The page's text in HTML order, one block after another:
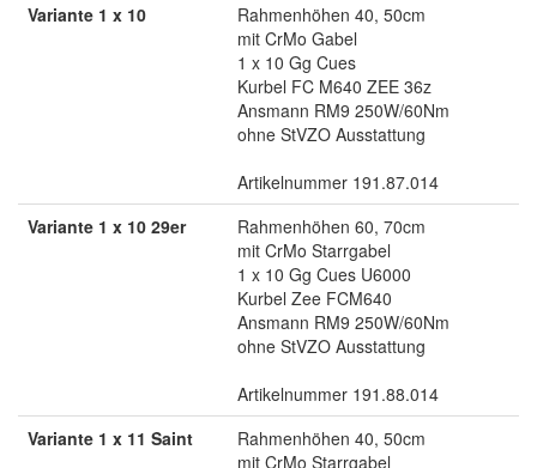
Variante 1 x 10
Rahmenhöhen 40, 50cm
mit CrMo Gabel
1 x 10 Gg Cues
Kurbel FC M640 ZEE 36z
Ansmann RM9 250W/60Nm
ohne StVZO Ausstattung
Artikelnummer 191.87.014
Variante 1 x 10 29er
Rahmenhöhen 60, 70cm
mit CrMo Starrgabel
1 x 10 Gg Cues U6000
Kurbel Zee FCM640
Ansmann RM9 250W/60Nm
ohne StVZO Ausstattung
Artikelnummer 191.88.014
Variante 1 x 11 Saint
Rahmenhöhen 40, 50cm
mit CrMo Starrgabel